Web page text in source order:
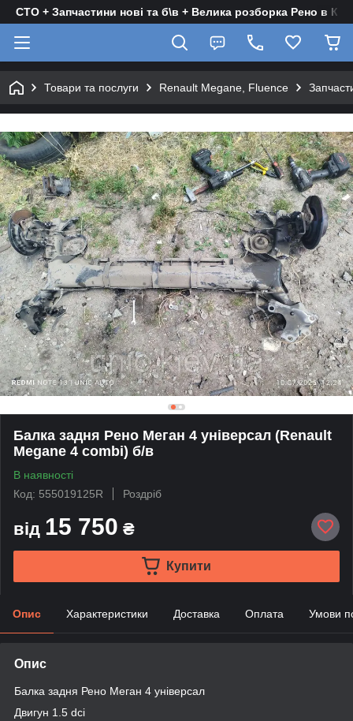
СТО + Запчастини нові та б\в + Велика розборка Рено в
Товари та послуги Renault Megane, Fluence
Балка задня Рено Меган 4 універсал (Renault
Megane 4 combi) б/в
В наявності
Код: 555019125R
Роздріб
від 15 750 ₴
Купити
Опис Характеристики Доставка Оплата Умови
Опис
Балка задня Рено Меган 4 універсал
Двигун 1.5 dсi